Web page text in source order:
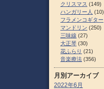
クリスマス (149)
ハンガリー人 (10)
フラメンコギター
マンドリン (250)
三味線 (27)
大正琴 (30)
花ふらり (21)
音楽療法 (356)
月別アーカイブ
2022年6月